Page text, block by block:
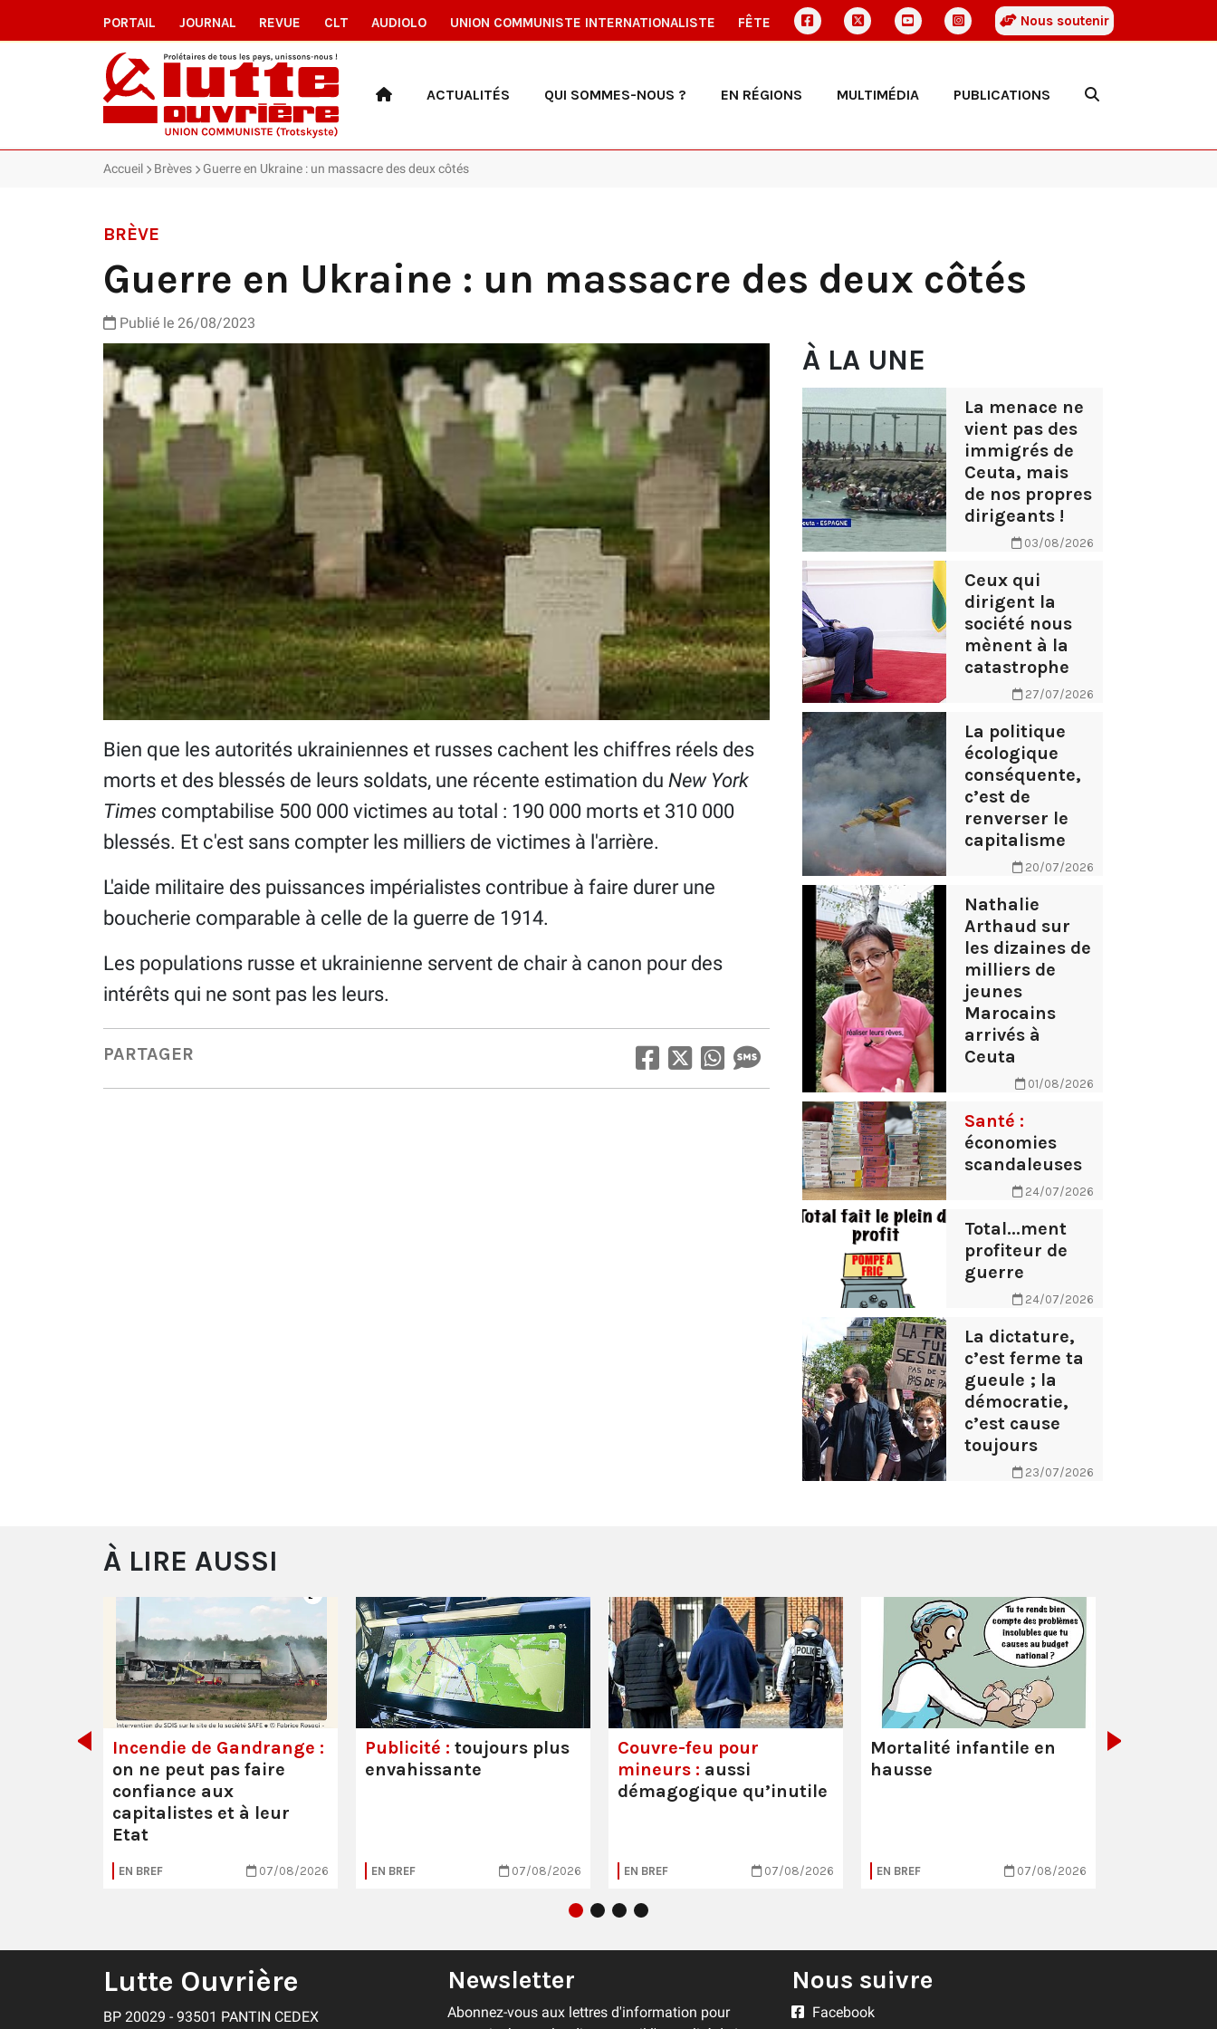
PORTAIL JOURNAL REVUE CLT AUDIOLO UNION COMMUNISTE INTERNATIONALISTE FÊTE Nous soutenir
ACTUALITÉS QUI SOMMES-NOUS ? EN RÉGIONS MULTIMÉDIA PUBLICATIONS
Accueil Brèves Guerre en Ukraine : un massacre des deux côtés
BRÈVE
Guerre en Ukraine : un massacre des deux côtés
Publié le 26/08/2023
Bien que les autorités ukrainiennes et russes cachent les chiffres réels des
morts et des blessés de leurs soldats, une récente estimation du New York
Times comptabilise 500 000 victimes au total : 190 000 morts et 310 000
blessés. Et c'est sans compter les milliers de victimes à l'arrière.
L'aide militaire des puissances impérialistes contribue à faire durer une
boucherie comparable à celle de la guerre de 1914.
Les populations russe et ukrainienne servent de chair à canon pour des
intérêts qui ne sont pas les leurs.
PARTAGER
À LA UNE
La menace ne
vient pas des
immigrés de
Ceuta, mais
de nos propres
dirigeants !
03/08/2026
Ceux qui
dirigent la
société nous
mènent à la
catastrophe
27/07/2026
La politique
écologique
conséquente,
c’est de
renverser le
capitalisme
20/07/2026
Nathalie
Arthaud sur
les dizaines de
milliers de
jeunes
Marocains
arrivés à
Ceuta
01/08/2026
Santé :
économies
scandaleuses
24/07/2026
Total...ment
profiteur de
guerre
24/07/2026
La dictature,
c’est ferme ta
gueule ; la
démocratie,
c’est cause
toujours
23/07/2026
À LIRE AUSSI
Incendie de Gandrange :
on ne peut pas faire
confiance aux
capitalistes et à leur
Etat
EN BREF 07/08/2026
Publicité : toujours plus
envahissante
EN BREF 07/08/2026
Couvre-feu pour
mineurs : aussi
démagogique qu’inutile
EN BREF 07/08/2026
Mortalité infantile en
hausse
EN BREF 07/08/2026
Lutte Ouvrière
BP 20029 - 93501 PANTIN CEDEX
Newsletter
Abonnez-vous aux lettres d'information pour
Nous suivre
Facebook